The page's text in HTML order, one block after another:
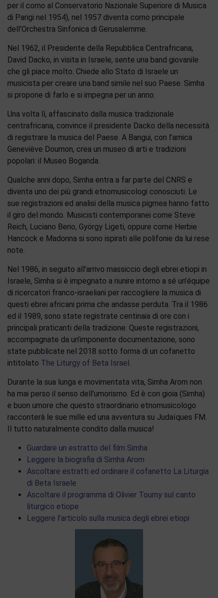
per il corno al Conservatorio Nazionale Superiore di Musica
di Parigi nel 1954), nel 1957 diventa corno principale
dell’Orchestra Sinfonica di Gerusalemme.
Nel 1962, il Presidente della Repubblica Centrafricana,
David Dacko, in visita in Israele, sente una band giovanile
che gli piace molto. Chiede allo Stato di Israele un
musicista per creare una band simile nel suo Paese. Simha
si propone di farlo e si impegna per un anno.
Una volta lì, affascinato dalla musica tradizionale
centrafricana, convince il presidente Dacko della necessità
di registrare la musica del Paese. A Bangui, con l’amica
Geneviève Dournon, crea un museo di arti e tradizioni
popolari: il Museo Boganda.
Qualche anni dopo, Simha entra a far parte del CNRS e
diventa uno dei più grandi etnomusicologi conosciuti. Le
sue registrazioni ed analisi della musica pigmea hanno fatto
il giro del mondo. Musicisti contemporanei come Steve
Reich, Luciano Berio, György Ligeti, oppure come Herbie
Hancock e Madonna si sono ispirati alle polifonie da lui rese
note.
Nel 1986, in seguito all’arrivo massiccio degli ebrei etiopi in
Israele, Simha si è impegnato a riunire intorno a sé un’équipe
di ricercatori franco-israeliani per raccogliere la musica di
questi ebrei africani prima che andasse perduta. Tra il 1986
ed il 1989, sono state registrate centinaia di ore con i
principali praticanti della tradizione. Queste registrazioni,
accompagnate da un’imponente documentazione, sono
state pubblicate nel 2018 sotto forma di un cofanetto
intitolato The Liturgy of Beta Israel
Durante la sua lunga e movimentata vita, Simha Arom non
ha mai perso il senso dell’umorismo. Ed è con gioia (Simha)
e buon umore che questo straordinario etnomusicologo
racconterà le sue mille ed una avventura su Judaïques FM.
Il tutto naturalmente condito dalla musica!
Guardare un estratto del film Simha
Leggere la biografia di Simha Arom
Ascoltare estratti ed ordinare il cofanetto La Liturgia
di Beta Israele
Ascoltare il programma di Olivier Tourny sul canto
liturgico etiope
Leggere l’articolo sulla musica degli ebrei etiopi